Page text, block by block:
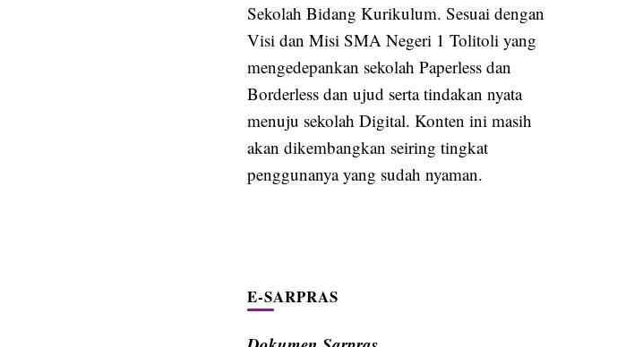
Sekolah Bidang Kurikulum. Sesuai dengan
Visi dan Misi SMA Negeri 1 Tolitoli yang
mengedepankan sekolah Paperless dan
Borderless dan ujud serta tindakan nyata
menuju sekolah Digital. Konten ini masih
akan dikembangkan seiring tingkat
penggunanya yang sudah nyaman.
E-SARPRAS